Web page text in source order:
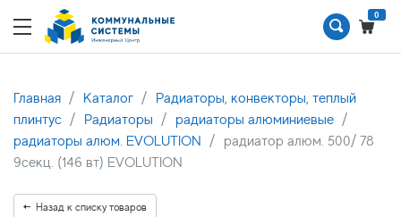
0
Главная Каталог
Радиаторы, конвекторы, теплый
плинтус
Радиаторы
радиаторы алюминиевые
радиаторы алюм. EVOLUTION
радиатор алюм. 500/ 78
9секц. (146 вт) EVOLUTION
Назад к списку товаров